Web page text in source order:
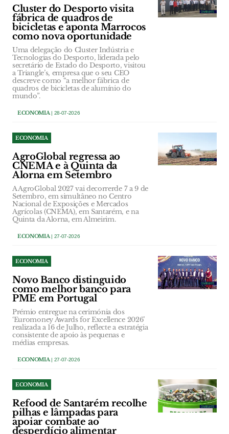
Cluster do Desporto visita
fábrica de quadros de
bicicletas e aponta Marrocos
como nova oportunidade
Uma delegação do Cluster Indústria e
Tecnologias do Desporto, liderada pelo
secretário de Estado do Desporto, visitou
a Triangle’s, empresa que o seu CEO
descreve como “a melhor fábrica de
quadros de bicicletas de alumínio do
mundo”.
ECONOMIA | 28-07-2026
ECONOMIA
AgroGlobal regressa ao
CNEMA e à Quinta da
Alorna em Setembro
A AgroGlobal 2027 vai decorrerde 7 a 9 de
Setembro, em simultâneo no Centro
Nacional de Exposições e Mercados
Agrícolas (CNEMA), em Santarém, e na
Quinta da Alorna, em Almeirim.
ECONOMIA | 27-07-2026
ECONOMIA
Novo Banco distinguido
como melhor banco para
PME em Portugal
Prémio entregue na cerimónia dos
‘Euromoney Awards for Excellence 2026’
realizada a 16 de Julho, reflecte a estratégia
consistente de apoio às pequenas e
médias empresas.
ECONOMIA | 27-07-2026
ECONOMIA
Refood de Santarém recolhe
pilhas e lâmpadas para
apoiar combate ao
desperdício alimentar